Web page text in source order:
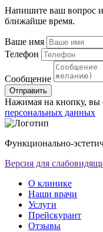
Напишите ваш вопрос и
ближайше время.
Ваше имя
Телефон
Сообщение
Отправить
Нажимая на кнопку, вы
персональных данных
Функционально-
Версия для
О клинике
Наши врачи
Услуги
Прейскурант
Отзывы